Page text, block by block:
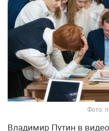
Фото:
Владимир Путин в